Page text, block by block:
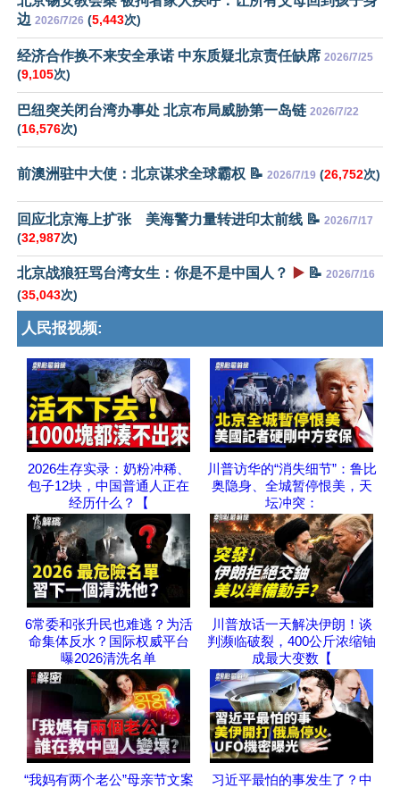
边 2026/7/26 (5,443次)
经济合作换不来安全承诺 中东质疑北京责任缺席 2026/7/25
(9,105次)
巴纽突关闭台湾办事处 北京布局威胁第一岛链 2026/7/22
(16,576次)
前澳洲驻中大使：北京谋求全球霸权 📝 2026/7/19 (26,752次)
回应北京海上扩张 美海警力量转进印太前线 📝 2026/7/17
(32,987次)
北京战狼狂骂台湾女生：你是不是中国人？ ▶️ 📝 2026/7/16
(35,043次)
人民报视频:
2026生存实录：奶粉冲稀、
包子12块，中国普通人正在
经历什么？【
川普访华的“消失细节”：鲁比
奥隐身、全城暂停恨美，天
坛冲突：
6常委和张升民也难逃？为活
命集体反水？国际权威平台
曝2026清洗名单
川普放话一天解决伊朗！谈
判濒临破裂，400公斤浓缩铀
成最大变数【
“我妈有两个老公”母亲节文案
习近平最怕的事发生了？中